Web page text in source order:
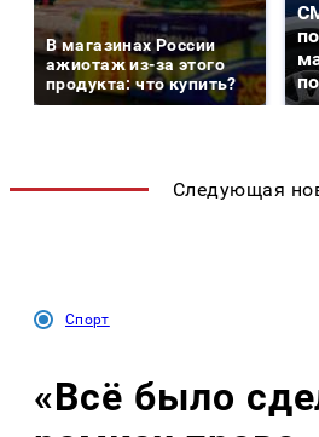
В магазинах России
ажиотаж из-за этого
продукта: что купить?
Следующая
Спорт
«Всё было